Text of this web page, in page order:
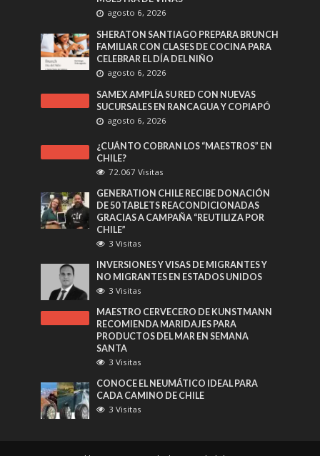
agosto 6, 2026
SHERATON SANTIAGO PREPARA BRUNCH
FAMILIAR CON CLASES DE COCINA PARA
CELEBRAR EL DÍA DEL NIÑO
agosto 6, 2026
SAMEX AMPLÍA SU RED CON NUEVAS
SUCURSALES EN RANCAGUA Y COPIAPÓ
agosto 6, 2026
¿CUÁNTO COBRAN LOS “MAESTROS” EN
CHILE?
72.067 Visitas
GENERATION CHILE RECIBE DONACIÓN
DE 50 TABLETS REACONDICIONADAS
GRACIAS A CAMPAÑA “REUTILIZA POR
CHILE”
3 Visitas
INVERSIONES Y VISAS DE MIGRANTES Y
NO MIGRANTES EN ESTADOS UNIDOS
3 Visitas
MAESTRO CERVECERO DE KUNSTMANN
RECOMIENDA MARIDAJES PARA
PRODUCTOS DEL MAR EN SEMANA
SANTA
3 Visitas
CONOCE EL NEUMÁTICO IDEAL PARA
CADA CAMINO DE CHILE
3 Visitas